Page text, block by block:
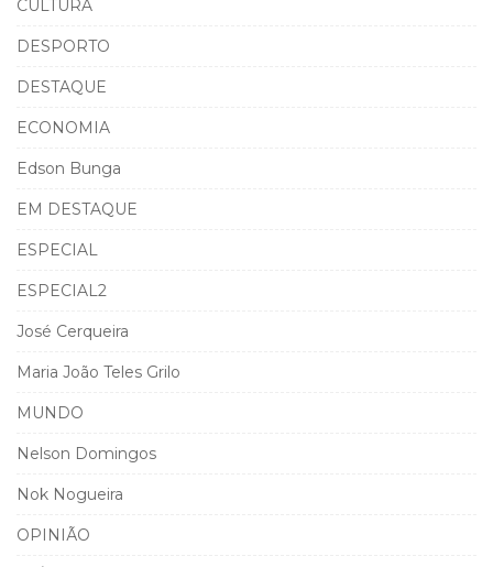
CULTURA
DESPORTO
DESTAQUE
ECONOMIA
Edson Bunga
EM DESTAQUE
ESPECIAL
ESPECIAL2
José Cerqueira
Maria João Teles Grilo
MUNDO
Nelson Domingos
Nok Nogueira
OPINIÃO